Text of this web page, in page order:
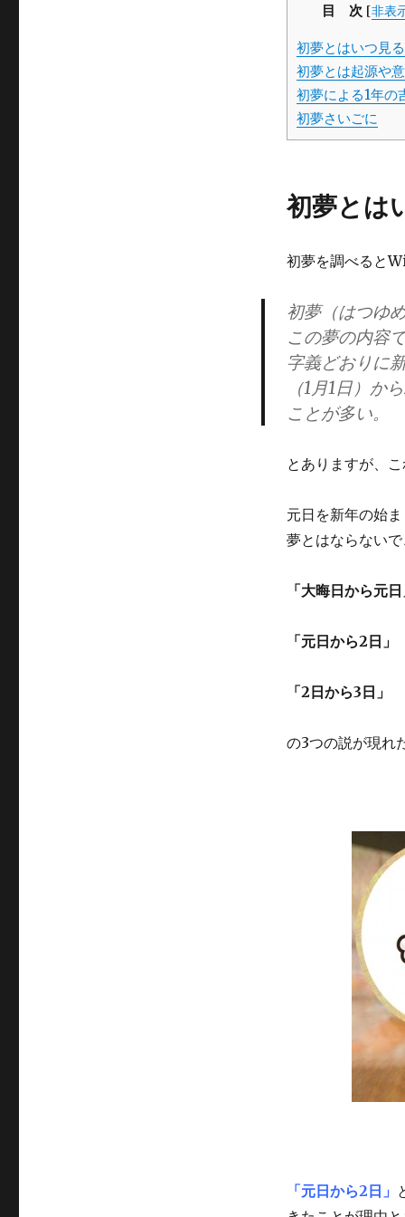
目 次 [非表
初夢とはいつ見
初夢とは起源や
初夢による1年の
初夢さいごに
初夢とは
初夢を調べると
初夢（はつゆ
この夢の内容
字義どおりに
（1月1日）
ことが多い。
とありますが、
元日を新年の始
夢とはならない
「大晦日から元日
「元日から2日」
「2日から3日」
の3つの説が現れ
「元日から2日」